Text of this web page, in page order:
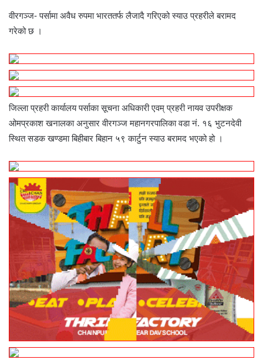
वीरगञ्ज- पर्सामा अवैध रुपमा भारततर्फ लैजादै गरिएको स्याउ प्रहरीले बरामद
गरेको छ ।
जिल्ला प्रहरी कार्यालय पर्साका सूचना अधिकारी एवम् प्रहरी नायव उपरीक्षक
ओमप्रकाश खनालका अनुसार वीरगञ्ज महानगरपालिका वडा नं. १६ भुटनदेवी
स्थित सडक खण्डमा बिहीबार बिहान ५९ कार्टुन स्याउ बरामद भएको हो ।